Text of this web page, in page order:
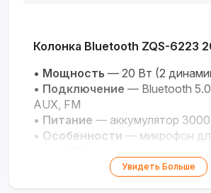
Колонка Bluetooth ZQS-6223
• Мощность — 20 Вт (2
• Подключение — Bluetooth
AUX, FM
• Питание — аккумулятор 3000
• Особенности — микрофон
Мощный звук и караоке-
Увидеть Больше